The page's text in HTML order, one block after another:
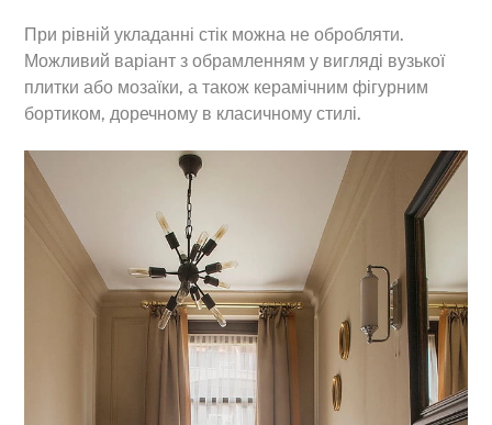
При рівній укладанні стік можна не обробляти.
Можливий варіант з обрамленням у вигляді вузької
плитки або мозаїки, а також керамічним фігурним
бортиком, доречному в класичному стилі.